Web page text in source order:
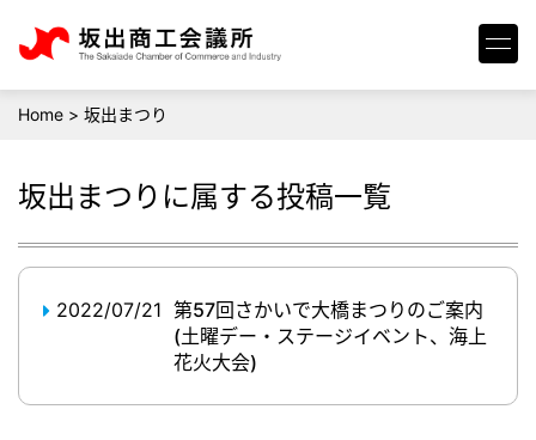
Home > 坂出まつり
坂出まつり に属する投稿一覧
2022/07/21 第57回さかいで大橋まつりのご案内
(土曜デー・ステージイベント、海上
花火大会)